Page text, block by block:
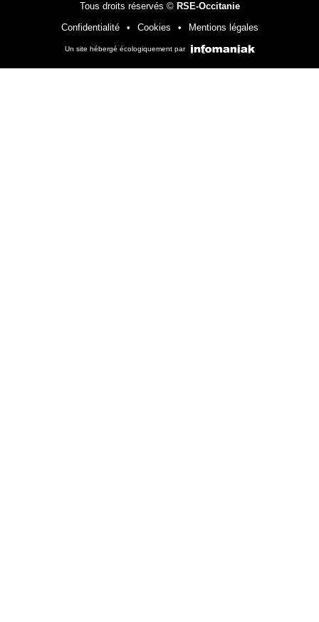
Tous droits réservés © RSE-Occitanie
Confidentialité
Cookies Mentions légales
Un site hébergé écologiquement par